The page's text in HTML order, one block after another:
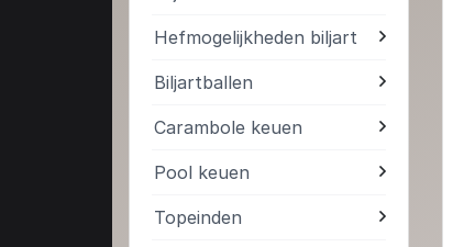
Hefmogelijkheden biljart
Biljartballen
Carambole keuen
Pool keuen
Topeinden